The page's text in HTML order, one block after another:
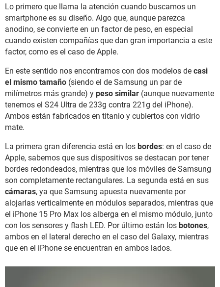
Lo primero que llama la atención cuando buscamos un
smartphone es su diseño. Algo que, aunque parezca
anodino, se convierte en un factor de peso, en especial
cuando existen compañías que dan gran importancia a este
factor, como es el caso de Apple.
En este sentido nos encontramos con dos modelos de casi
el mismo tamaño (siendo el de Samsung un par de
milímetros más grande) y peso similar (aunque nuevamente
tenemos el S24 Ultra de 233g contra 221g del iPhone).
Ambos están fabricados en titanio y cubiertos con vidrio
mate.
La primera gran diferencia está en los bordes: en el caso de
Apple, sabemos que sus dispositivos se destacan por tener
bordes redondeados, mientras que los móviles de Samsung
son completamente rectangulares. La segunda está en sus
cámaras, ya que Samsung apuesta nuevamente por
alojarlas verticalmente en módulos separados, mientras que
el iPhone 15 Pro Max los alberga en el mismo módulo, junto
con los sensores y flash LED. Por último están los botones,
ambos en el lateral derecho en el caso del Galaxy, mientras
que en el iPhone se encuentran en ambos lados.